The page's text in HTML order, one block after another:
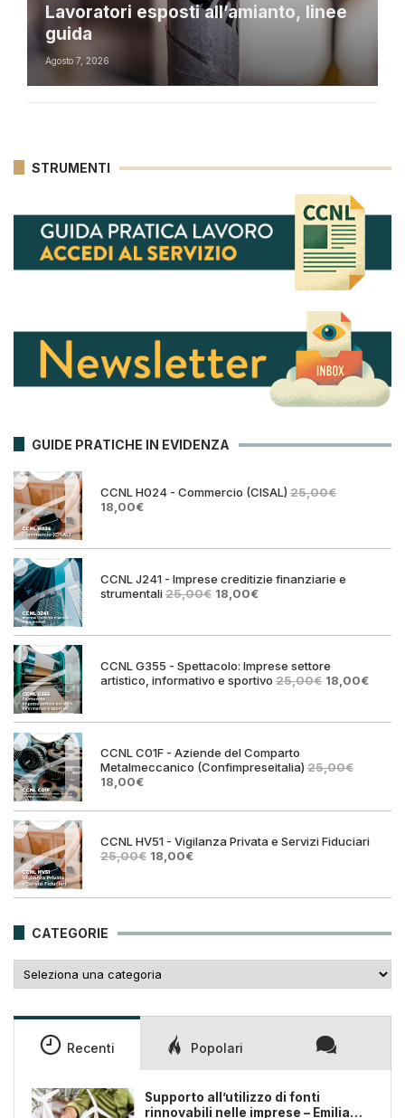
Lavoratori esposti all’amianto, linee
guida
Agosto 7, 2026
STRUMENTI
GUIDE PRATICHE IN EVIDENZA
CCNL H024 - Commercio (CISAL) 25,00€
Il
era:
18,00€Il
è:
CCNL J241 - Imprese creditizie finanziarie e
strumentali25,00€ Il
era:
18,00€Il
è:
CCNL G355 - Spettacolo: Imprese settore
artistico, informativo e sportivo 25,00€ Il
era:
18,00€Il
è:
CCNL C01F - Aziende del Comparto
Metalmeccanico (Confimpreseitalia) 25,00€
Il
originale
25,00€.
18,00€Il
attuale
18,00€.
CCNL HV51 - Vigilanza Privata e Servizi Fiduciari
25,00€ Il
era:
18,00€Il
è:
CATEGORIE
Recenti Popolari
Supporto all’utilizzo di fonti
rinnovabili nelle imprese – Emilia